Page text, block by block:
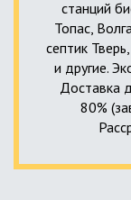
станций
Топас,
септик
и другие.
Доставка
80%